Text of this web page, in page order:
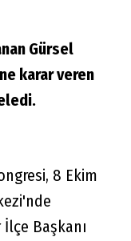
Gürsel
karar veren
8 Ekim
Başkanı